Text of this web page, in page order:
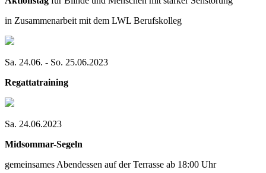
in Zusammenarbeit mit dem LWL Berufskolleg
Sa. 24.06. - So. 25.06.2023
Regattatraining
Sa. 24.06.2023
Midsommar-Segeln
gemeinsames Abendessen auf der Terrasse ab 18:00 Uhr